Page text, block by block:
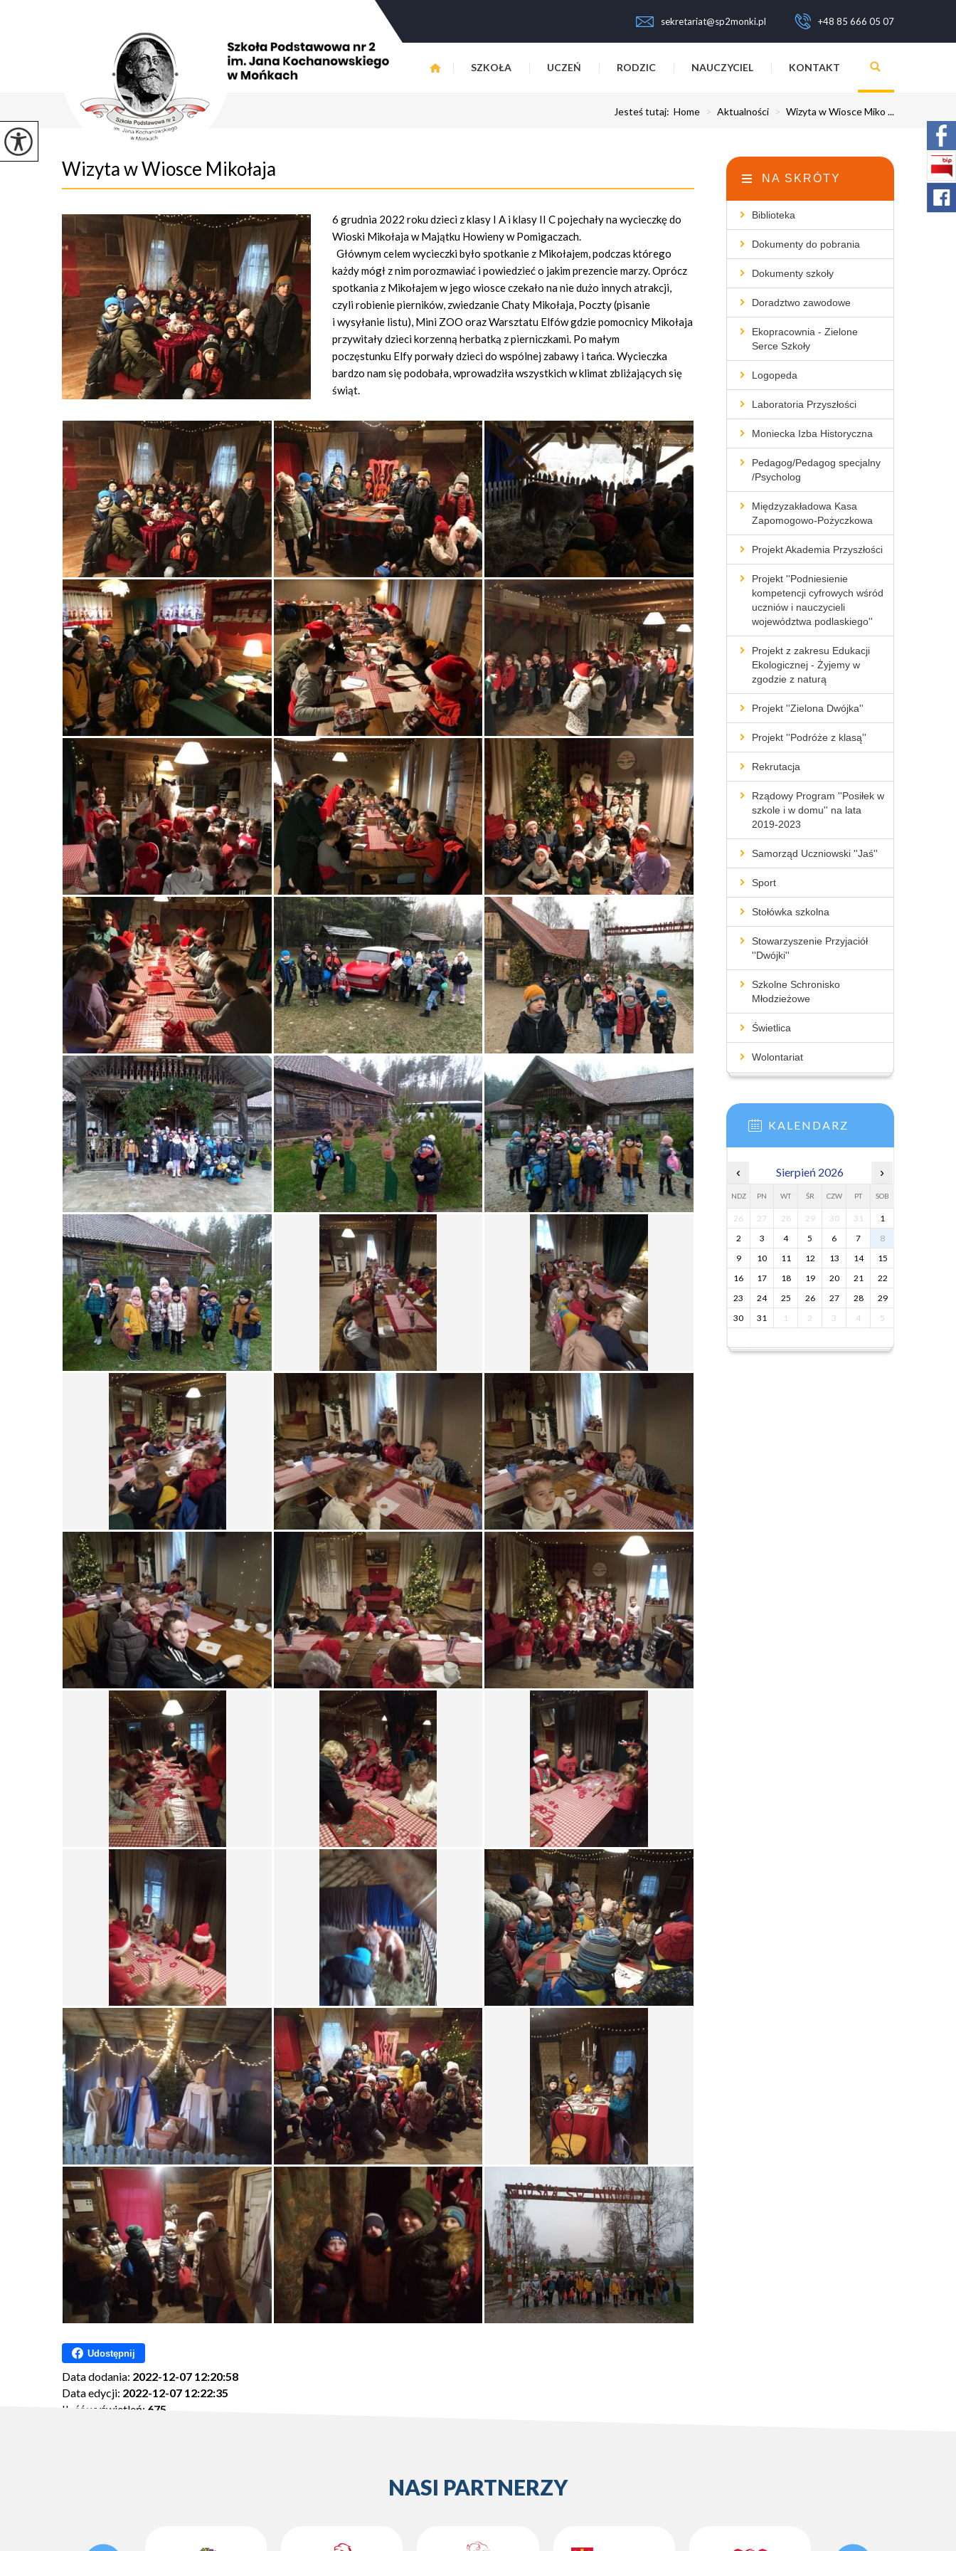
sekretariat@sp2monki.pl +48 85 666 05 07
SZKOŁA UCZEŃ RODZIC NAUCZYCIEL KONTAKT
Jesteś tutaj: Home > Aktualności > Wizyta w Wiosce Miko ...
Wizyta w Wiosce Mikołaja
6 grudnia 2022 roku dzieci z klasy I A i klasy II C pojechały na wycieczkę do
Wioski Mikołaja w Majątku Howieny w Pomigaczach.
Głównym celem wycieczki było spotkanie z Mikołajem, podczas którego
każdy mógł z nim porozmawiać i powiedzieć o jakim prezencie marzy. Oprócz
spotkania z Mikołajem w jego wiosce czekało na nie dużo innych atrakcji,
czyli robienie pierników, zwiedzanie Chaty Mikołaja, Poczty (pisanie
i wysyłanie listu), Mini ZOO oraz Warsztatu Elfów gdzie pomocnicy Mikołaja
przywitały dzieci korzenną herbatką z pierniczkami. Po małym
poczęstunku Elfy porwały dzieci do wspólnej zabawy i tańca. Wycieczka
bardzo nam się podobała, wprowadziła wszystkich w klimat zbliżających się
świąt.
Udostępnij
Data dodania: 2022-12-07 12:20:58
Data edycji: 2022-12-07 12:22:35
Ilość wyświetleń: 675
NA SKRÓTY
Biblioteka
Dokumenty do pobrania
Dokumenty szkoły
Doradztwo zawodowe
Ekopracownia - Zielone
Serce Szkoły
Logopeda
Laboratoria Przyszłości
Moniecka Izba Historyczna
Pedagog/Pedagog specjalny
/Psycholog
Międzyzakładowa Kasa
Zapomogowo-Pożyczkowa
Projekt Akademia Przyszłości
Projekt ''Podniesienie
kompetencji cyfrowych wśród
uczniów i nauczycieli
województwa podlaskiego''
Projekt z zakresu Edukacji
Ekologicznej - Żyjemy w
zgodzie z naturą
Projekt ''Zielona Dwójka''
Projekt ''Podróże z klasą''
Rekrutacja
Rządowy Program ''Posiłek w
szkole i w domu'' na lata
2019-2023
Samorząd Uczniowski ''Jaś''
Sport
Stołówka szkolna
Stowarzyszenie Przyjaciół
''Dwójki''
Szkolne Schronisko
Młodzieżowe
Świetlica
Wolontariat
KALENDARZ
‹ Sierpień 2026 ›
NDZ PN WT ŚR CZW PT SOB
26 27 28 29 30 31
1
2
3 4 5 6 7
8
9
10 11 12 13 14
15
16
17 18 19 20 21
22
23
24 25 26 27 28
29
30
31 1 2 3 4 5
NASI PARTNERZY